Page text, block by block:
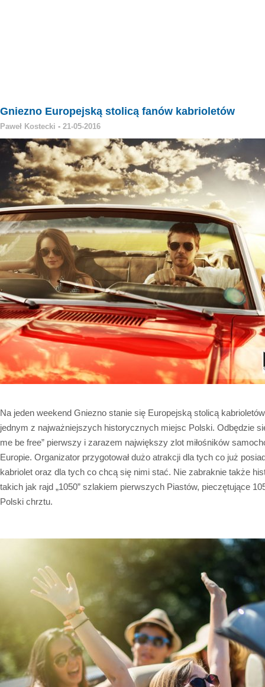
Gniezno Europejską stolicą fanów kabrioletów
Paweł Kostecki - 21-05-2016
Na jeden weekend Gniezno stanie się Europejską stolicą
jednym z najważniejszych historycznych miejsc Polski. Odbędzie
me be free” pierwszy i zarazem największy zlot miłośników
Europie. Organizator przygotował dużo atrakcji dla tych co już
kabriolet oraz dla tych co chcą się nimi stać. Nie zabraknie także
takich jak rajd „1050” szlakiem pierwszych Piastów, pieczętujące
Polski chrztu.